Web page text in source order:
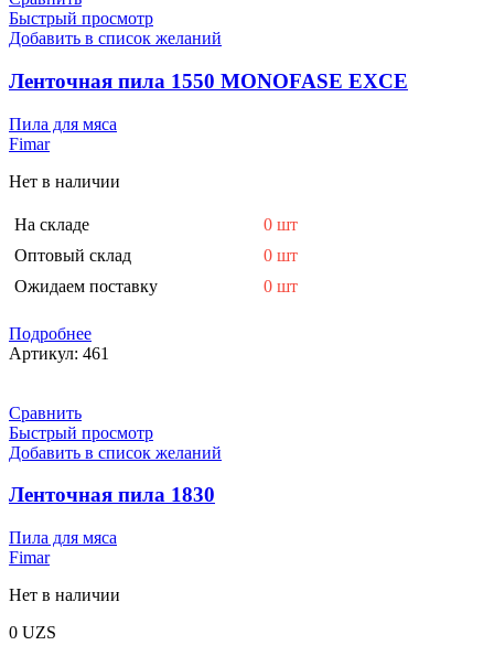
Быстрый просмотр
Добавить в список желаний
Ленточная пила 1550 MONOFASE EXCE
Пила для мяса
Fimar
Нет в наличии
На складе
0 шт
Оптовый склад
0 шт
Ожидаем поставку
0 шт
Подробнее
Артикул: 461
Сравнить
Быстрый просмотр
Добавить в список желаний
Ленточная пила 1830
Пила для мяса
Fimar
Нет в наличии
0 UZS